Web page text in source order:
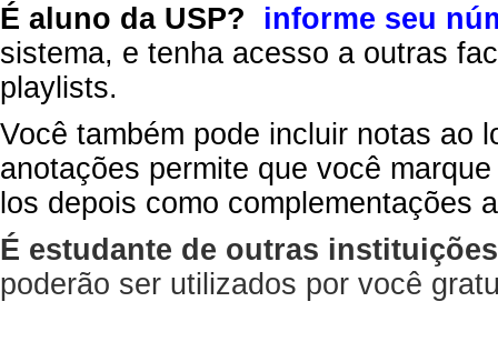
É aluno da USP?
informe seu
sistema, e tenha acesso a outras
playlists.
Você também pode incluir notas ao
anotações permite que você
los depois como complementações
É estudante de outras
poderão ser utilizados por você